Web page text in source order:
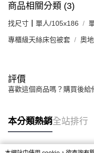
商品相關分類 (3)
找尺寸┃單人/105x186
專櫃級天絲床包被套 奧
評價
喜歡這個商品嗎？購買後給
本分類熱銷全站排行